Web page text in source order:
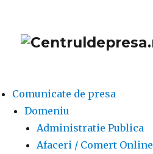
Comunicate de presa
Domeniu
Administratie Publica
Afaceri / Comert Online